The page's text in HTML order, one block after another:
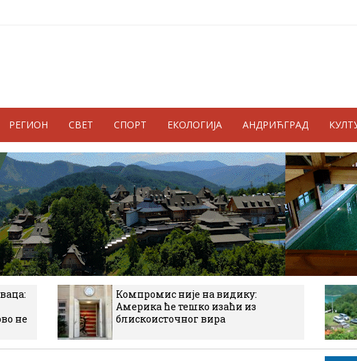
РЕГИОН СВЕТ СПОРТ ЕКОЛОГИЈА АНДРИЋГРАД
не
Компромис није на видику:
Америка ће тешко изаћи из
блискоисточног вира